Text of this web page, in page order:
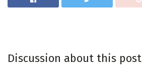
Discussion about this post